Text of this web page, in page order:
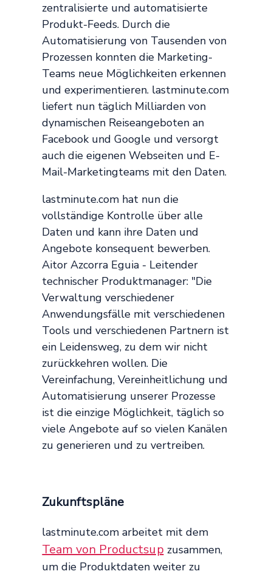
zentralisierte und automatisierte
Produkt-Feeds. Durch die
Automatisierung von Tausenden von
Prozessen konnten die Marketing-
Teams neue Möglichkeiten erkennen
und experimentieren. lastminute.com
liefert nun täglich Milliarden von
dynamischen Reiseangeboten an
Facebook und Google und versorgt
auch die eigenen Webseiten und E-
Mail-Marketingteams mit den Daten.
lastminute.com hat nun die
vollständige Kontrolle über alle
Daten und kann ihre Daten und
Angebote konsequent bewerben.
Aitor Azcorra Eguia - Leitender
technischer Produktmanager: "Die
Verwaltung verschiedener
Anwendungsfälle mit verschiedenen
Tools und verschiedenen Partnern ist
ein Leidensweg, zu dem wir nicht
zurückkehren wollen. Die
Vereinfachung, Vereinheitlichung und
Automatisierung unserer Prozesse
ist die einzige Möglichkeit, täglich so
viele Angebote auf so vielen Kanälen
zu generieren und zu vertreiben.
Zukunftspläne
lastminute.com arbeitet mit dem
Team von Productsup zusammen,
um die Produktdaten weiter zu